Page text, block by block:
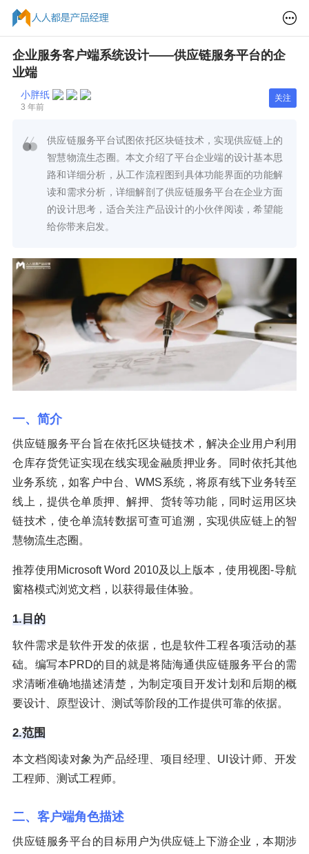
企业服务客户端系统设计——供应链服务平台的企
业端
小胖纸
3 年前
关注
供应链服务平台试图依托区块链技术，实现供应链上的
智慧物流生态圈。本文介绍了平台企业端的设计基本思
路和详细分析，从工作流程图到具体功能界面的功能解
读和需求分析，详细解剖了供应链服务平台在企业方面
的设计思考，适合关注产品设计的小伙伴阅读，希望能
给你带来启发。
一、简介
供应链服务平台旨在依托区块链技术，解决企业用户利用
仓库存货凭证实现在线实现金融质押业务。同时依托其他
业务系统，如客户中台、WMS系统，将原有线下业务转至
线上，提供仓单质押、解押、货转等功能，同时运用区块
链技术，使仓单流转数据可查可追溯，实现供应链上的智
慧物流生态圈。
推荐使用Microsoft Word 2010及以上版本，使用视图-导航
窗格模式浏览文档，以获得最佳体验。
1.目的
软件需求是软件开发的依据，也是软件工程各项活动的基
础。编写本PRD的目的就是将陆海通供应链服务平台的需
求清晰准确地描述清楚，为制定项目开发计划和后期的概
要设计、原型设计、测试等阶段的工作提供可靠的依据。
2.范围
本文档阅读对象为产品经理、项目经理、UI设计师、开发
工程师、测试工程师。
二、客户端角色描述
供应链服务平台的目标用户为供应链上下游企业，本期涉